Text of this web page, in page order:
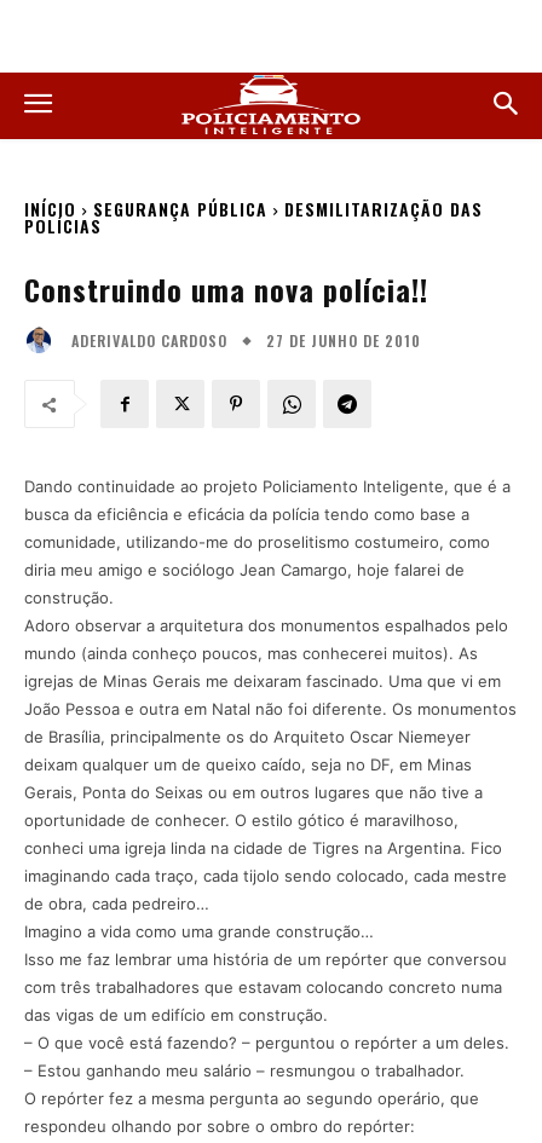
INÍCIO SEGURANÇA PÚBLICA DESMILITARIZAÇÃO DAS
POLÍCIAS
Construindo uma nova polícia!!
ADERIVALDO CARDOSO 27 DE JUNHO DE 2010
Dando continuidade ao projeto Policiamento Inteligente, que é a
busca da eficiência e eficácia da polícia tendo como base a
comunidade, utilizando-me do proselitismo costumeiro, como
diria meu amigo e sociólogo Jean Camargo, hoje falarei de
construção.
Adoro observar a arquitetura dos monumentos espalhados pelo
mundo (ainda conheço poucos, mas conhecerei muitos). As
igrejas de Minas Gerais me deixaram fascinado. Uma que vi em
João Pessoa e outra em Natal não foi diferente. Os monumentos
de Brasília, principalmente os do Arquiteto Oscar Niemeyer
deixam qualquer um de queixo caído, seja no DF, em Minas
Gerais, Ponta do Seixas ou em outros lugares que não tive a
oportunidade de conhecer. O estilo gótico é maravilhoso,
conheci uma igreja linda na cidade de Tigres na Argentina. Fico
imaginando cada traço, cada tijolo sendo colocado, cada mestre
de obra, cada pedreiro…
Imagino a vida como uma grande construção…
Isso me faz lembrar uma história de um repórter que conversou
com três trabalhadores que estavam colocando concreto numa
das vigas de um edifício em construção.
– O que você está fazendo? – perguntou o repórter a um deles.
– Estou ganhando meu salário – resmungou o trabalhador.
O repórter fez a mesma pergunta ao segundo operário, que
respondeu olhando por sobre o ombro do repórter: